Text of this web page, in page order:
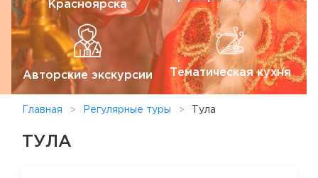
Красноярска
Авторские экскурсии Тематическая кухня
Главная Регулярные туры Тула
ТУЛА